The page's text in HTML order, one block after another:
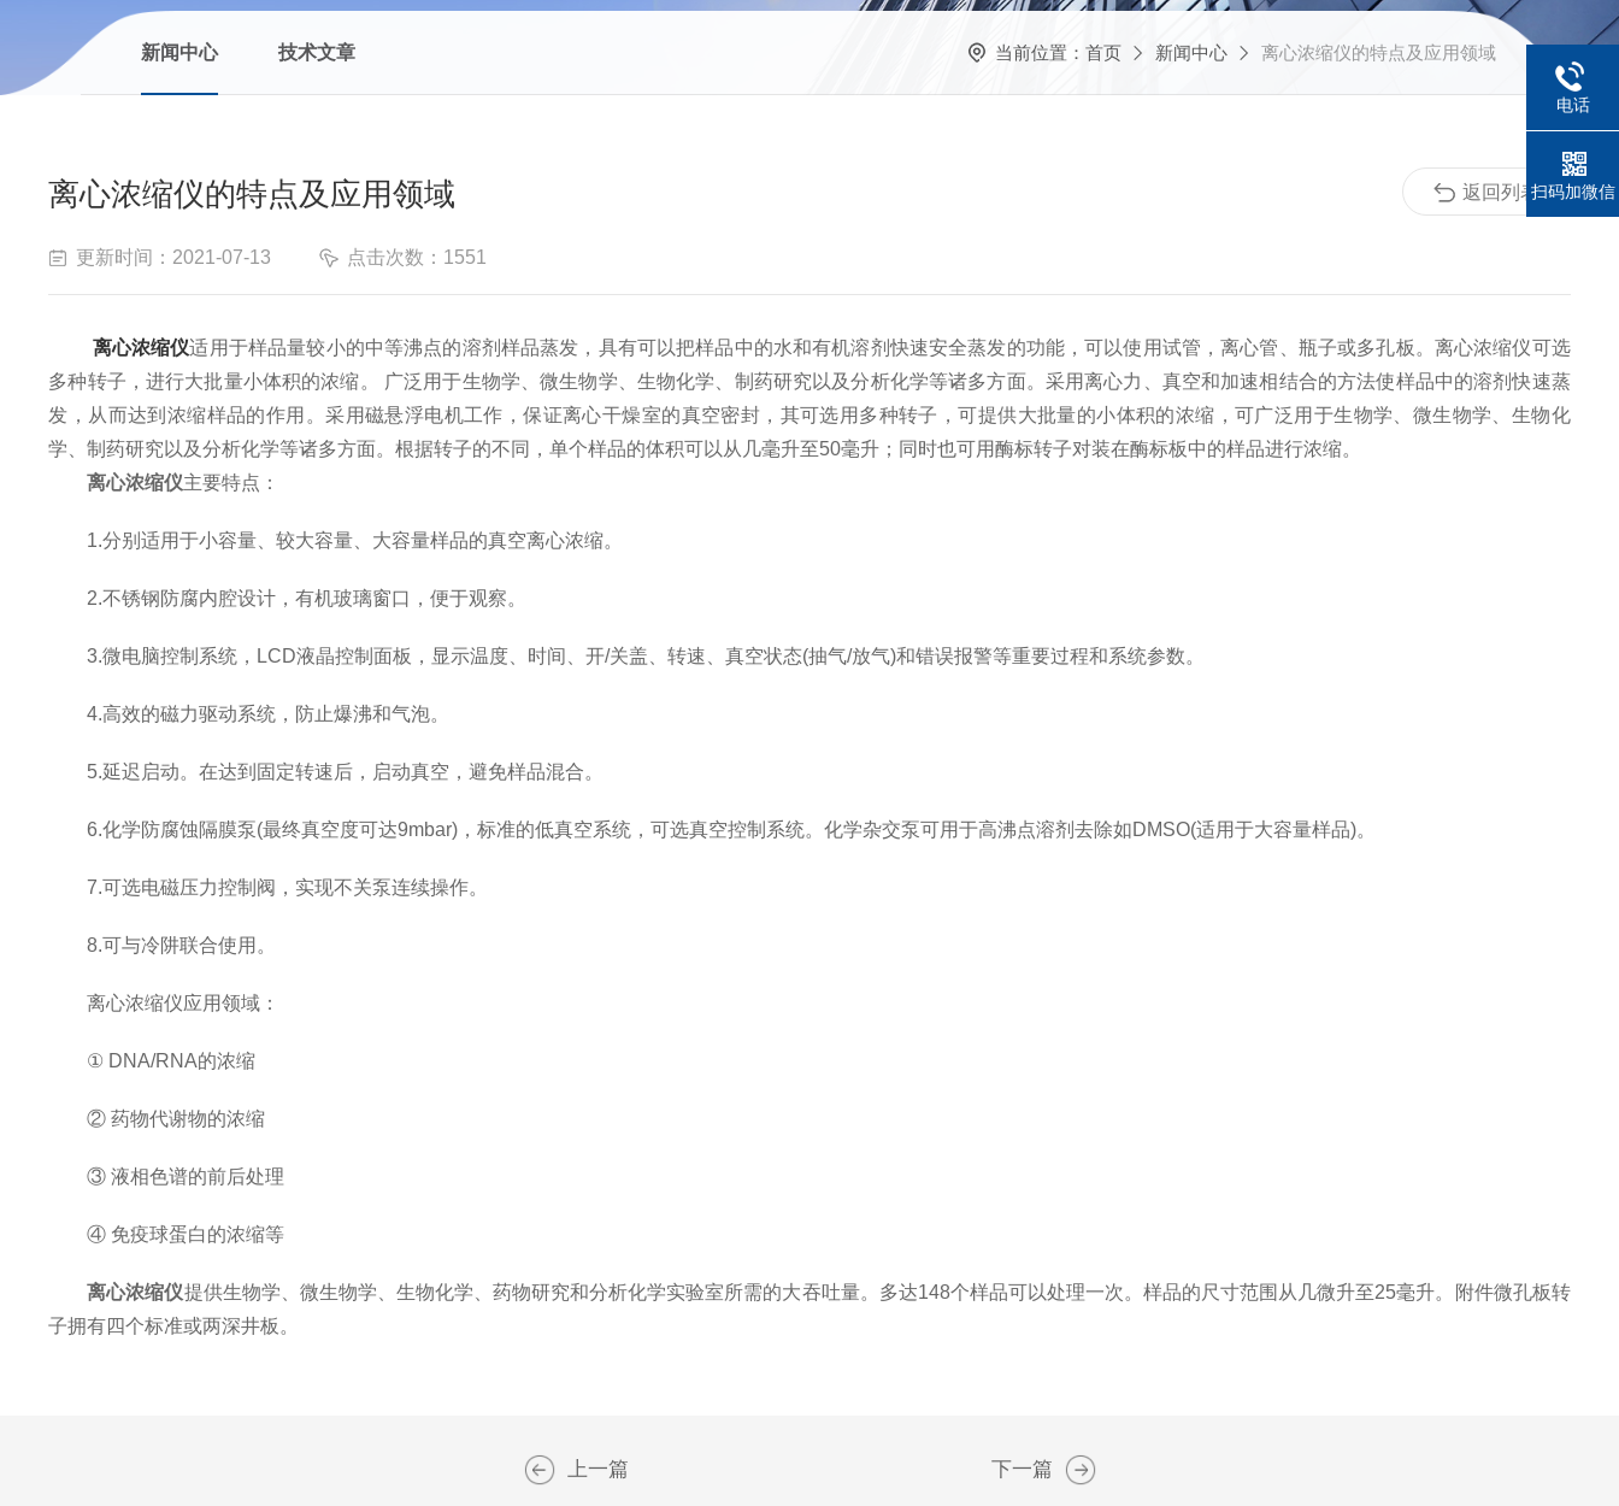
新闻中心 技术文章 当前位置： 首页 新闻中心 离心浓缩仪的特点及应用领域
离心浓缩仪的特点及应用领域
更新时间：2021-07-13 点击次数：1551
离心浓缩仪适用于样品量较小的中等沸点的溶剂样品蒸发，具有可以把样品中的水和有机溶剂快速安全蒸发的功能，可以使用试管，离心管、瓶子或多孔板。离心浓缩仪可选
多种转子，进行大批量小体积的浓缩。 广泛用于生物学、微生物学、生物化学、制药研究以及分析化学等诸多方面。采用离心力、真空和加速相结合的方法使样品中的溶剂快速蒸
发，从而达到浓缩样品的作用。采用磁悬浮电机工作，保证离心干燥室的真空密封，其可选用多种转子，可提供大批量的小体积的浓缩，可广泛用于生物学、微生物学、生物化
学、制药研究以及分析化学等诸多方面。根据转子的不同，单个样品的体积可以从几毫升至50毫升；同时也可用酶标转子对装在酶标板中的样品进行浓缩。
离心浓缩仪主要特点：
1.分别适用于小容量、较大容量、大容量样品的真空离心浓缩。
2.不锈钢防腐内腔设计，有机玻璃窗口，便于观察。
3.微电脑控制系统，LCD液晶控制面板，显示温度、时间、开/关盖、转速、真空状态(抽气/放气)和错误报警等重要过程和系统参数。
4.高效的磁力驱动系统，防止爆沸和气泡。
5.延迟启动。在达到固定转速后，启动真空，避免样品混合。
6.化学防腐蚀隔膜泵(最终真空度可达9mbar)，标准的低真空系统，可选真空控制系统。化学杂交泵可用于高沸点溶剂去除如DMSO(适用于大容量样品)。
7.可选电磁压力控制阀，实现不关泵连续操作。
8.可与冷阱联合使用。
离心浓缩仪应用领域：
① DNA/RNA的浓缩
② 药物代谢物的浓缩
③ 液相色谱的前后处理
④ 免疫球蛋白的浓缩等
离心浓缩仪提供生物学、微生物学、生物化学、药物研究和分析化学实验室所需的大吞吐量。多达148个样品可以处理一次。样品的尺寸范围从几微升至25毫升。附件微孔板转
子拥有四个标准或两深井板。
返回列表
上一篇 下一篇
电话
扫码加微信